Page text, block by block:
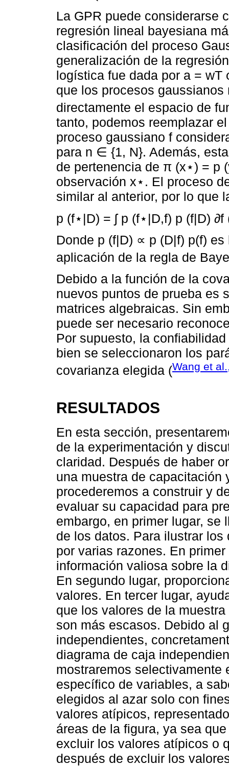
La GPR puede considerarse
regresión lineal bayesiana
clasificación del proceso
generalización de la
logística fue dada por a = wT
que los procesos
directamente el espacio de
tanto, podemos reemplazar
proceso gaussiano f
para n ∈ {1, N}. Además,
de pertenencia de π (x⋆) = p
observación x⋆. El proceso
similar al anterior, por lo que
p (f⋆|D) = ʃ p (f⋆|D,f) p (f|D) ∂f
Donde p (f|D) ∝ p (D|f) p(f)
aplicación de la regla de
Debido a la función de la
nuevos puntos de prueba es
matrices algebraicas. Sin
puede ser necesario
Por supuesto, la
bien se seleccionaron los
covarianza elegida (Wang et
RESULTADOS
En esta sección,
de la experimentación y
claridad. Después de haber
una muestra de capacitación
procederemos a construir y
evaluar su capacidad para
embargo, en primer lugar, se
de los datos. Para ilustrar
por varias razones. En
información valiosa sobre la
En segundo lugar,
valores. En tercer lugar,
que los valores de la
son más escasos. Debido al
independientes,
diagrama de caja
mostraremos selectivamente
específico de variables, a
elegidos al azar solo con
valores atípicos,
áreas de la figura, ya sea
excluir los valores atípicos o
después de excluir los